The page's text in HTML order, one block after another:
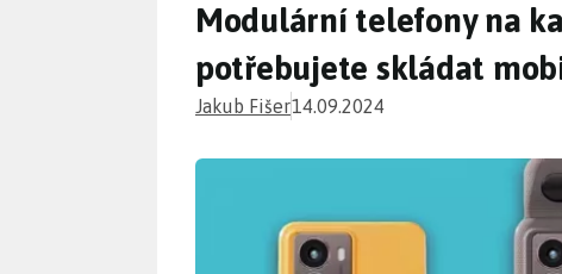
Modulární telefony na
potřebujete skládat
Jakub Fišer14.09.2024